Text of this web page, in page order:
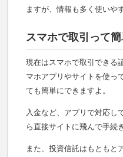
ますが、情報も多く使いや
スマホで取引って簡
現在はスマホで取引できる
マホアプリやサイトを使っ
ても簡単にできますよ。
入金など、アプリで対応し
ら直接サイトに飛んで手続
また、投資信託はもともと